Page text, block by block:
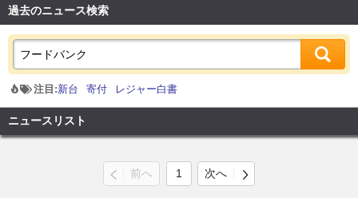
過去のニュース検索
注目:新台 寄付 レジャー白書
ニュースリスト
前へ 1 次へ